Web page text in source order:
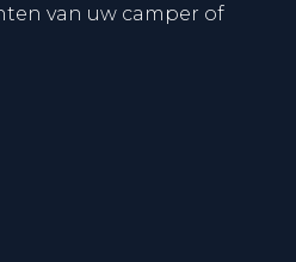
van uw camper of